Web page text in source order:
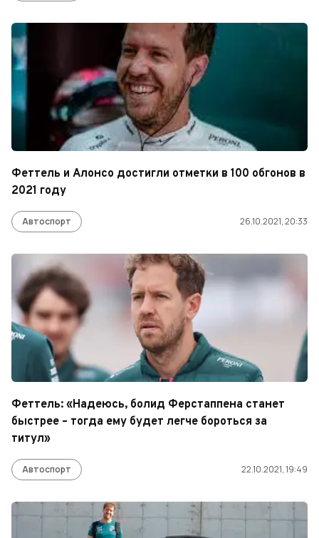
Феттель и Алонсо достигли отметки в 100 обгонов в
2021 году
Автоспорт 26.10.2021, 20:33
Феттель: «Надеюсь, болид Ферстаппена станет
быстрее – тогда ему будет легче бороться за
титул»
Автоспорт 22.10.2021, 19:49